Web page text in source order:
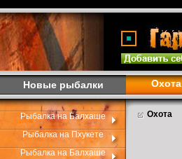
Новые рыбалки Охота
Рыбалка на Балхаше
Рыбалка на Пхукете
Рыбалка на Балхаше
Охота